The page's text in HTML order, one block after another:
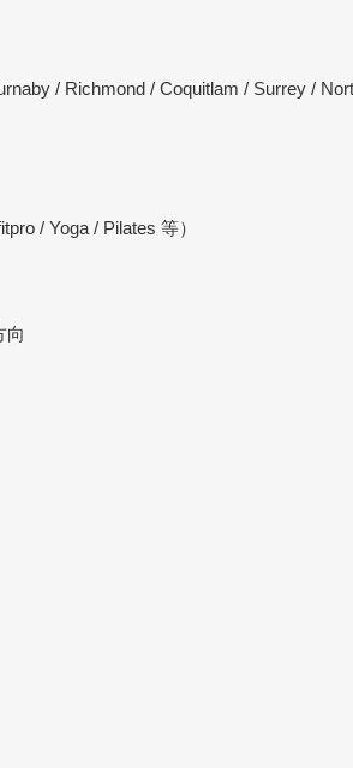
/ Richmond / Coquitlam / Surrey /
/ Yoga / Pilates 等）
向